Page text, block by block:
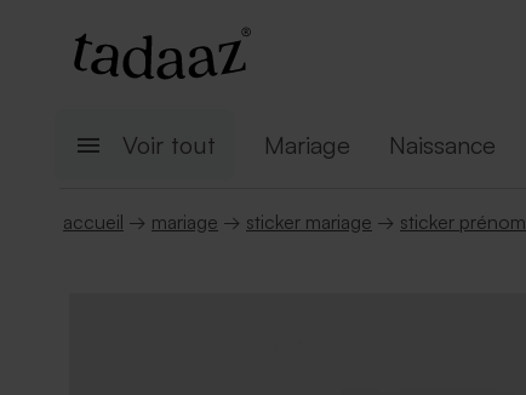
Voir tout Mariage Naissance
accueil → mariage → sticker mariage → sticker prénom